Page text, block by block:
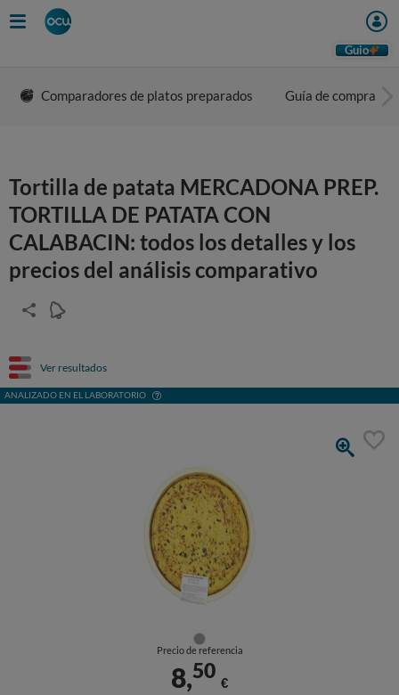
Guio
Comparadores de platos preparados Guía de compra
Tortilla de patata MERCADONA PREP.
TORTILLA DE PATATA CON
CALABACIN: todos los detalles y los
precios del análisis comparativo
Ver resultados
ANALIZADO EN EL LABORATORIO
Precio de referencia
8,50
€